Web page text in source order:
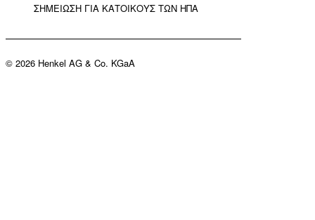
ΣΗΜΕΙΩΣΗ ΓΙΑ ΚΑΤΟΙΚΟΥΣ ΤΩΝ ΗΠΑ
© 2026 Henkel AG & Co. KGaA